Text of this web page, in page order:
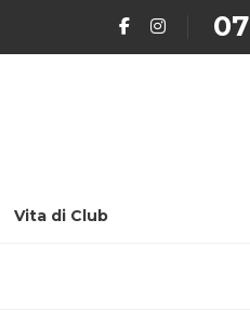
07
Vita di Club